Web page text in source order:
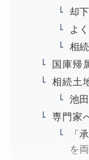
却
よ
相
国庫帰
相続土
池
専門家
「
を